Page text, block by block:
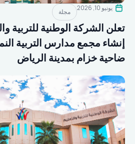
يونيو 10, 2026 مجلة
تعلن الشركة الوطنية للتربية
إنشاء مجمع مدارس التربية
ضاحية خزام بمدينة الرياض